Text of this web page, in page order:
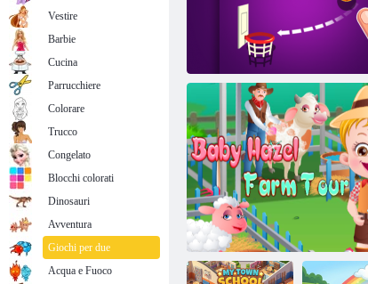
Pennello dunk
Vestire
Barbie
Cucina
Parrucchiere
Colorare
Trucco
Congelato
Blocchi colorati
Dinosauri
Avventura
Giochi per due
Acqua e Fuoco